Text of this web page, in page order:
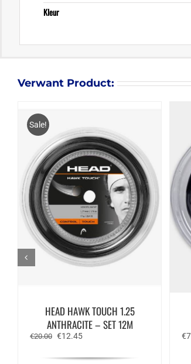
Kleur
Verwant Product:
Sale!
HEAD HAWK TOUCH 1.25
ANTHRACITE – SET 12M
€20.00 Oorspronkelijke
€12.45Huidige
€